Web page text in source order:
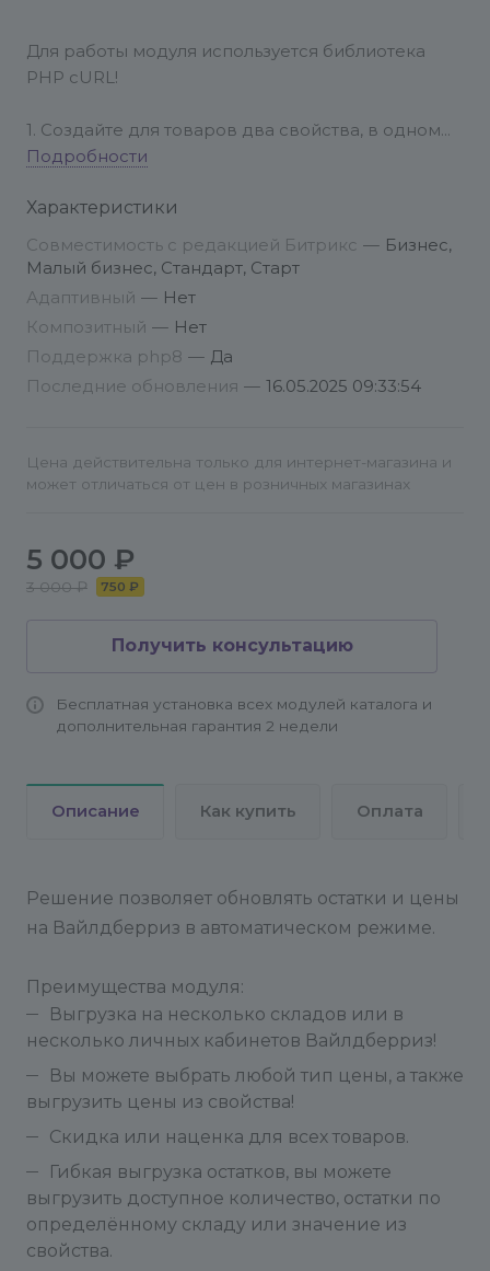
Для работы модуля используется библиотека
PHP cURL!
1. Создайте для товаров два свойства, в одном
пропишите штрихкод товара на Вайлдберриз.
2. Получите API ключ и узнайте номер склада на
Вайлдберриз.
4. Откройте станицу настроек Сервисы -
Wildberries API - Выгрузка товаров
свойства с ID товара и штрихкодом. Настройте
выгрузку цены и остатков.
6. Обязательно укажите периодичность выгрузки.
7. Сохраните настройки
8. Нажмите Запустить выгрузку.
Если вам нужно изменить настройки, сначала
остановите выгрузку.
Результат выгрузки вы можете посмотреть на
странице Сервисы - Wildberries API - Результат
Видеоинструкция https://youtu.be/VljDAvrPi_4
Техподдержка отвечает на запросы только по
почте info@conversite.ru. Срок реакции на
обращения - не более суток (в рабочие дни).
Если у вас не получается установить модуль, или
возникли проблемы с настройкой - пишите, мы
Подробности
Характеристики
Совместимость с редакцией Битрикс — Бизнес,
Малый бизнес, Стандарт, Старт
Адаптивный — Нет
Композитный — Нет
Поддержка php8 — Да
Последние обновления — 16.05.2025 09:33:54
Цена действительна только для интернет-магазина и
может отличаться от цен в розничных магазинах
5 000 ₽
3 000 ₽ 750 ₽
Получить консультацию
Бесплатная установка всех модулей каталога и
дополнительная гарантия 2 недели
Описание Как купить Оплата
Решение позволяет обновлять остатки и цены
на Вайлдберриз в автоматическом режиме.
Преимущества модуля:
Выгрузка на несколько складов или в
несколько личных кабинетов Вайлдберриз!
Вы можете выбрать любой тип цены, а также
выгрузить цены из свойства!
Скидка или наценка для всех товаров.
Гибкая выгрузка остатков, вы можете
выгрузить доступное количество, остатки по
определённому складу или значение из
свойства.